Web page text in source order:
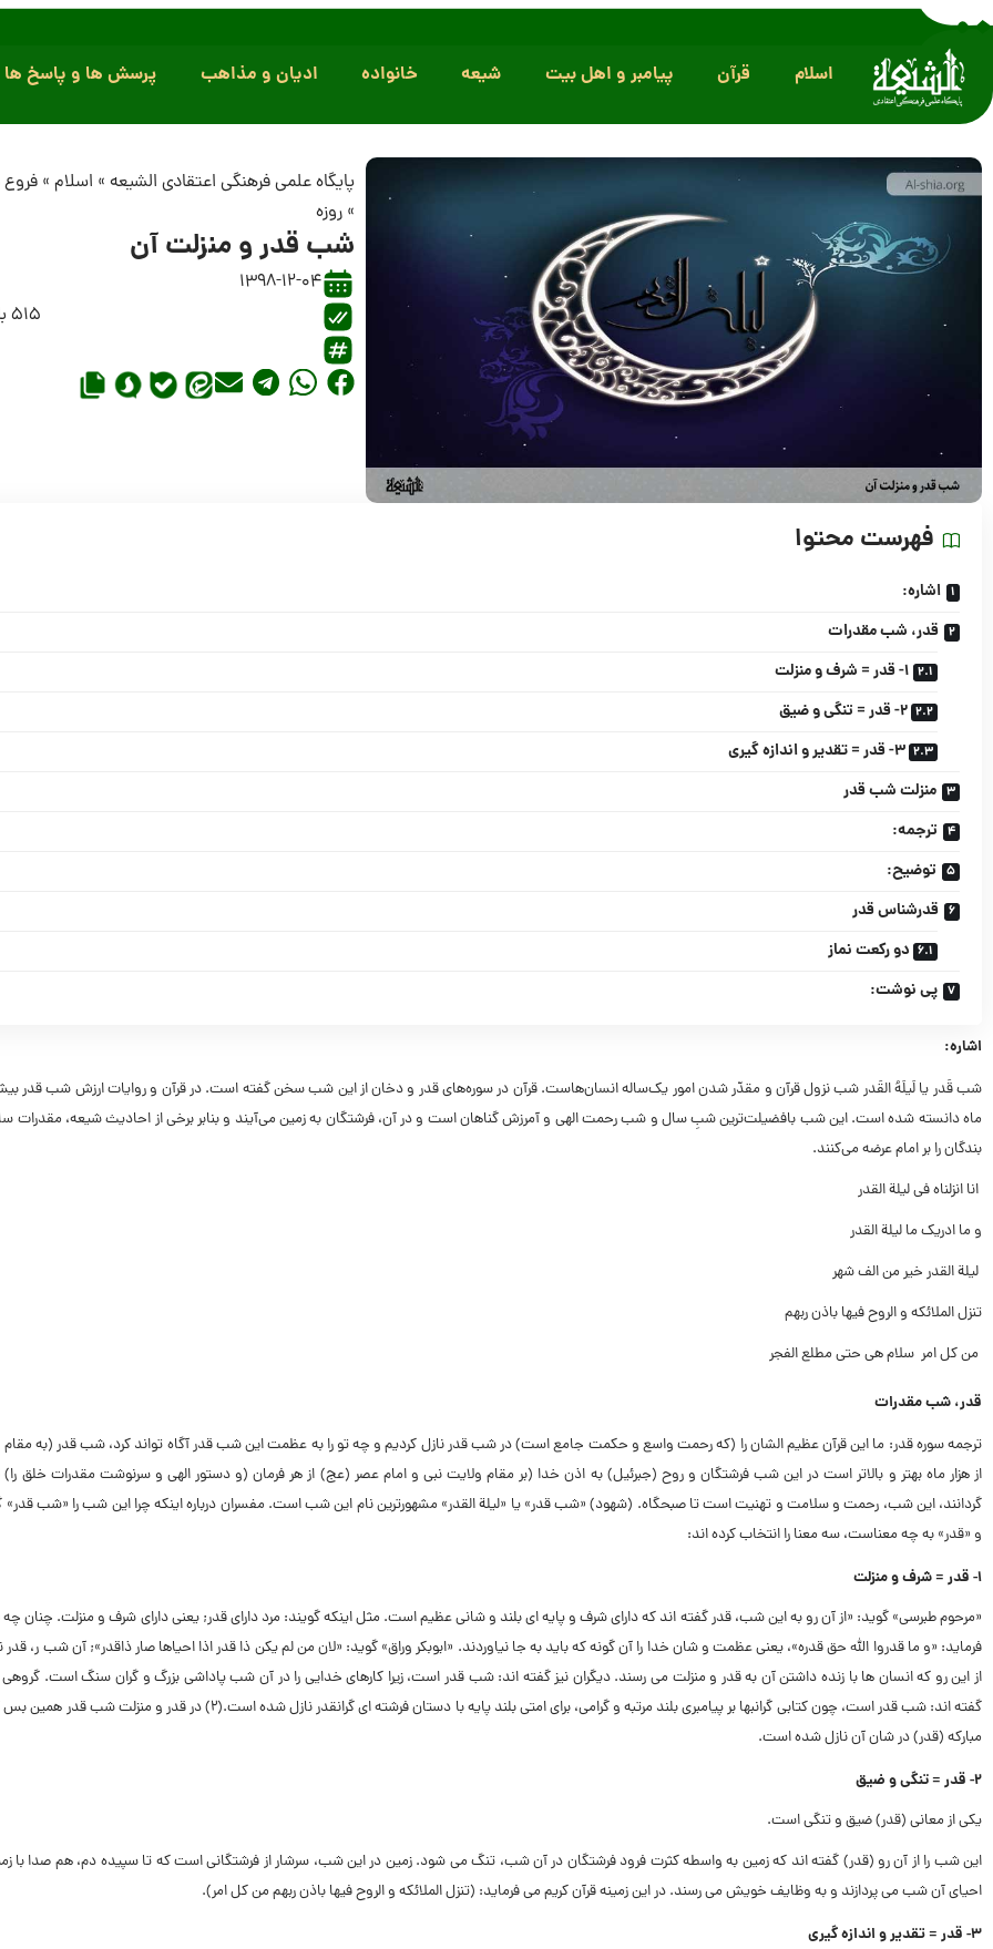
اسلام قرآن پیامبر و اهل بیت شیعه خانواده ادیان و مذاهب پرسش ها و پاسخ ها
پایگاه علمی فرهنگی اعتقادی الشیعه » اسلام »
»روزه
شب قدر و منزلت آن
1398-12-04
515 بازدید
فهرست محتوا
اشاره:
قدر، شب مقدرات
۱- قدر = شرف و منزلت
۲- قدر = تنگى و ضیق
۳- قدر = تقدیر و اندازه گیرى
منزلت شب قدر
ترجمه:
توضیح:
قدرشناس قدر
دو رکعت نماز
پی نوشت:
اشاره:
شب قَدر یا لَیلَهُ القَدر شب نزول قرآن و مقدّر شدن امور یک‌ساله انسان‌هاست. قرآن در سوره‌های قدر و دخان از این شب سخن گفته است. در قرآن و روایات ارزش شب قدر بیش
ماه دانسته شده است. این شب بافضیلت‌ترین شبِ سال و شب رحمت الهی و آمرزش گناهان است و در آن، فرشتگان به زمین می‌آیند و بنابر برخی از احادیث شیعه، مقدرات
بندگان را بر امام عرضه می‌کنند.
انا انزلناه فى لیلة القدر
و ما ادریک ما لیلة القدر
لیلة القدر خیر من الف شهر
تنزل الملائکه و الروح فیها باذن ربهم
من کل امر سلام هى حتى مطلع الفجر
قدر، شب مقدرات
ترجمه سوره قدر: ما این قرآن عظیم الشان را (که رحمت واسع و حکمت جامع است) در شب قدر نازل کردیم و چه تو را به عظمت این شب قدر آگاه تواند کرد، شب قدر (به مقام
از هزار ماه بهتر و بالاتر است در این شب فرشتگان و روح (جبرئیل) به اذن خدا (بر مقام ولایت نبى و امام عصر (عج) از هر فرمان (و دستور الهى و سرنوشت مقدرات خلق
گردانند، این شب، رحمت و سلامت و تهنیت است تا صبحگاه. (شهود) «شب قدر» یا «لیلة القدر» مشهورترین نام این شب است. مفسران درباره اینکه چرا این شب را «شب قدر»
و «قدر» به چه معناست، سه معنا را انتخاب کرده اند:
۱- قدر = شرف و منزلت
«مرحوم طبرسى» گوید: «از آن رو به این شب، قدر گفته اند که داراى شرف و پایه اى بلند و شانى عظیم است. مثل اینکه گویند: مرد داراى قدر; یعنى داراى شرف و منزلت. چنان
فرماید: «و ما قدروا الله حق قدره»، یعنى عظمت و شان خدا را آن گونه که باید به جا نیاوردند. «ابوبکر وراق» گوید: «لان من لم یکن ذا قدر اذا احیاها صار ذاقدر»; آن شب ر، قدر
از این رو که انسان ها با زنده داشتن آن به قدر و منزلت مى رسند. دیگران نیز گفته اند: شب قدر است، زیرا کارهاى خدایى را در آن شب پاداشى بزرگ و گران سنگ است. گروهى
گفته اند: شب قدر است، چون کتابى گرانبها بر پیامبرى بلند مرتبه و گرامى، براى امتى بلند پایه با دستان فرشته اى گرانقدر نازل شده است.(۲) در
مبارکه (قدر) در شان آن نازل شده است.
۲- قدر = تنگى و ضیق
یکى از معانى (قدر) ضیق و تنگى است.
این شب را از آن رو (قدر) گفته اند که زمین به واسطه کثرت فرود فرشتگان در آن شب، تنگ مى شود. زمین در این شب، سرشار از فرشتگانى است که تا سپیده دم، هم صدا با
احیاى آن شب مى پردازند و به وظایف خویش مى رسند. در این زمینه قرآن کریم مى فرماید: (تنزل الملائکه و الروح فیها باذن ربهم من کل امر).
۳- قدر = تقدیر و اندازه گیرى